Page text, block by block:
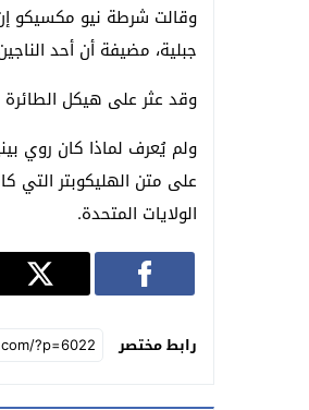
وقالت شرطة نيو مكسيكو
جبلية، مضيفة أن أحد
وقد عثر على هيكل الطائرة المحترق
على متن الهليكوبتر التي
الولايات المتحدة.
رابط مختصر